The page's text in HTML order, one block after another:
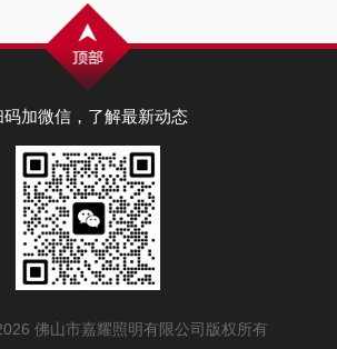
码加微信，了解最新动态
佛山市嘉耀照明有限公司版权所有